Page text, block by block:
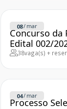
08/ mar
Concurso da
Edital 002/
38vaga(s) +
04/ mar
Processo